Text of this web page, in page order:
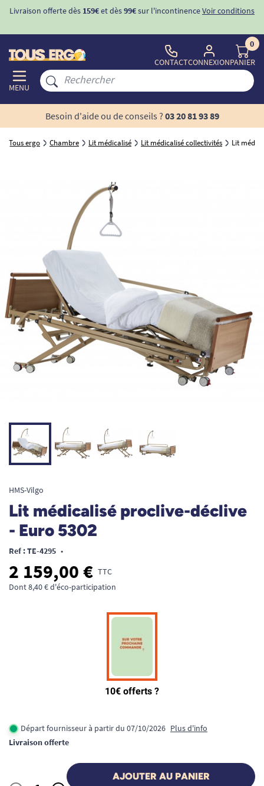
Livraison offerte dès 159€et dès99€sur l'incontinenceVoir conditions
MENU
CONTACTCONNEXION
0
PANIER
Besoin d'aide ou de conseils ? 03 20 81 93 89
Tous ergo Chambre Lit médicalisé Lit médicalisé collectivités Lit
HMS-Vilgo
Lit médicalisé proclive-déclive
- Euro 5302
Ref : TE-4295 •
2 159,00 € TTC
Dont 8,40 € d'éco-participation
Départ fournisseur à partir du 07/10/2026 Plus d'info
Livraison offerte
AJOUTER AU PANIER